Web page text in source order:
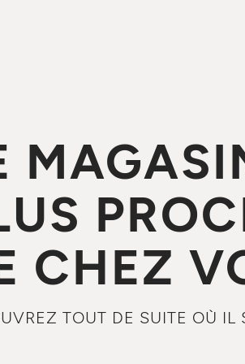
CHEZ
TOUT DE SUITE OÙ IL